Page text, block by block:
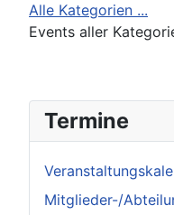
Termine
Mitglieder-/
Alle Kategorien ...
Events aller